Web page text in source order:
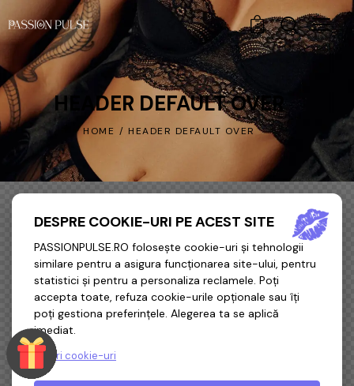
0
HEADER DEFAULT OVER
HOME HEADER DEFAULT OVER
DESPRE COOKIE-URI PE ACEST SITE
PASSIONPULSE.RO folosește cookie-uri și tehnologii
similare pentru a asigura funcționarea site-ului, pentru
statistici și pentru a personaliza reclamele. Poți
accepta toate, refuza cookie-urile opționale sau îți
poți gestiona preferințele. Alegerea ta se aplică
imediat.
Setări cookie-uri